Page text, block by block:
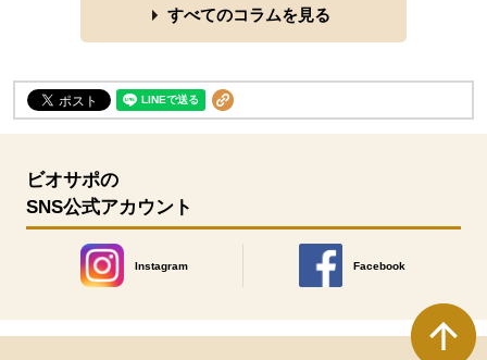
すべてのコラムを見る
ビオサポの
SNS公式アカウント
Instagram
別のウィンドウで開きます。
Facebook
別のウィンドウで開きます